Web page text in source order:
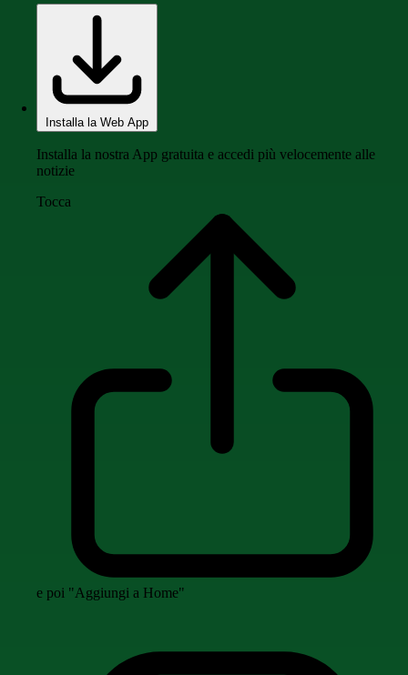
Installa la Web App
Installa la nostra App gratuita e accedi più velocemente alle
notizie
Tocca
e poi "Aggiungi a Home"